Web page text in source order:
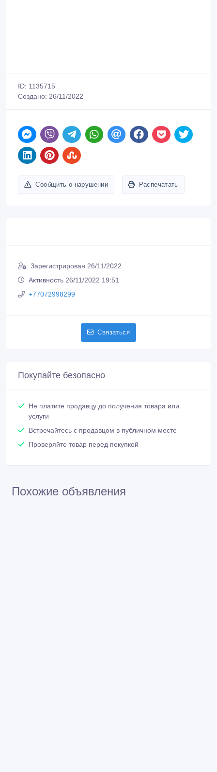
ID: 1135715
Создано: 26/11/2022
Сообщить о нарушении Распечатать
Зарегистрирован 26/11/2022
Активность 26/11/2022 19:51
+77072998299
Связаться
Покупайте безопасно
Не платите продавцу до получения товара или
услуги
Встречайтесь с продавцом в публичном месте
Проверяйте товар перед покупкой
Похожие объявления